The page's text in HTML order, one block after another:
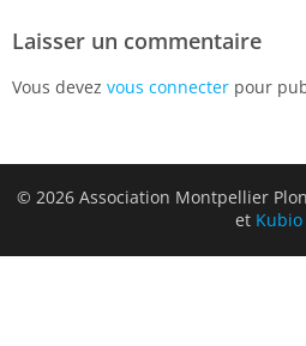
Laisser un commentaire
Vous devez vous connecter pour
© 2026 Association Montpellier
et Kubio